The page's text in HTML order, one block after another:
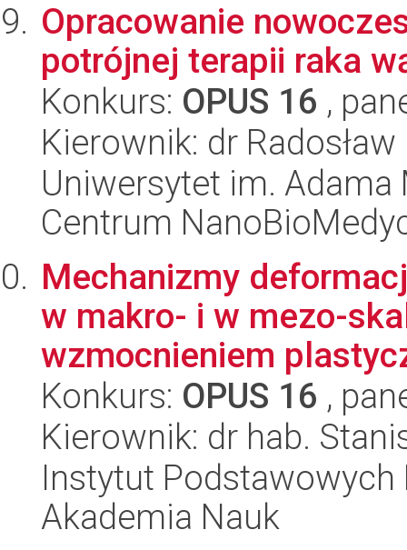
Opracowanie
potrójnej terapii raka
Konkurs: OPUS 16 ,
Kierownik: dr
Uniwersytet im.
Centrum
Mechanizmy
w makro- i w mezo-
wzmocnieniem
Konkurs: OPUS 16 ,
Kierownik: dr hab.
Instytut
Akademia Nauk